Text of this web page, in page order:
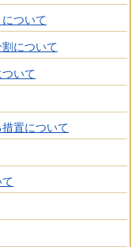
ついて
について
いて
置について